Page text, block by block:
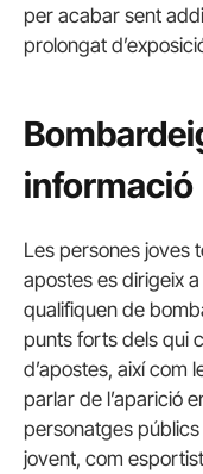
per acabar sent
prolongat
informació
Les persones joves
apostes es dirigeix
qualifiquen de
punts forts dels qui
d’apostes, així com
parlar de l’aparició
personatges
jovent, com